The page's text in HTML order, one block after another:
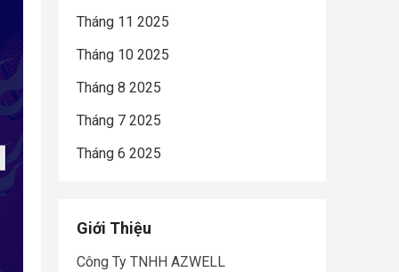
Tháng 11 2025
Tháng 10 2025
Tháng 8 2025
Tháng 7 2025
Tháng 6 2025
Giới Thiệu
Công Ty TNHH AZWELL